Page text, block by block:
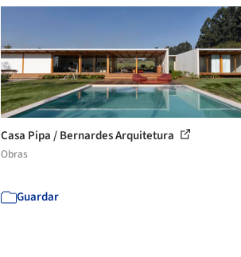
Casa Pipa / Bernardes Arquitetura
Obras
Guardar